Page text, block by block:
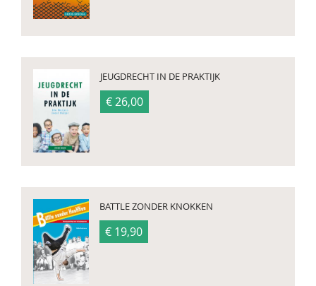
JEUGDRECHT IN DE PRAKTIJK
€ 26,00
BATTLE ZONDER KNOKKEN
€ 19,90